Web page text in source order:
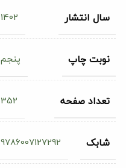
سال انتشار 1402
نوبت چاپ پنجم
تعداد صفحه 352
شابک 9786007127292